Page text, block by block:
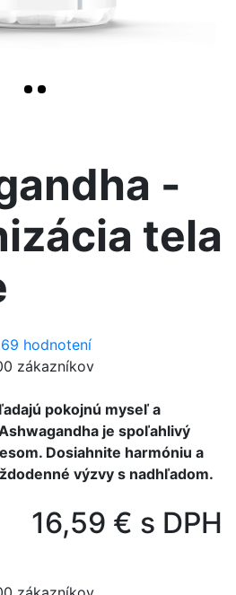
-
tela
69 hodnotení
zákazníkov
pokojnú myseľ a
je spoľahlivý
Dosiahnite harmóniu a
výzvy s nadhľadom.
16,59 € s DPH